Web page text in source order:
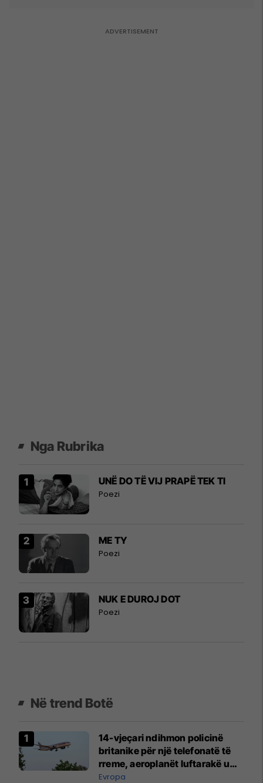
Nga Rubrika
UNË DO TË VIJ PRAPË TEK TI
Poezi
ME TY
Poezi
NUK E DUROJ DOT
Poezi
Në trend Botë
14-vjeçari ndihmon policinë
britanike për një telefonatë të
rreme, aeroplanët luftarakë u
ngritën në ajër për të
Evropa